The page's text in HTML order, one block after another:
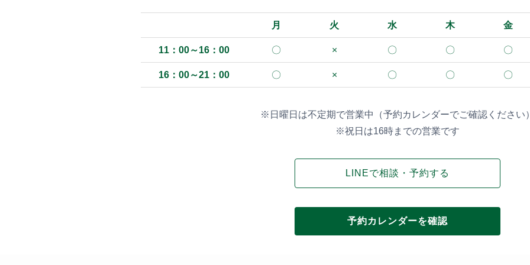
月 火 水 木 金
11：00～16：00 〇 × 〇 〇 〇
16：00～21：00 〇 × 〇 〇 〇
※日曜日は不定期で営業中（予約カレンダーでご確認ください）
※祝日は16時までの営業です
LINEで相談・予約する
予約カレンダーを確認